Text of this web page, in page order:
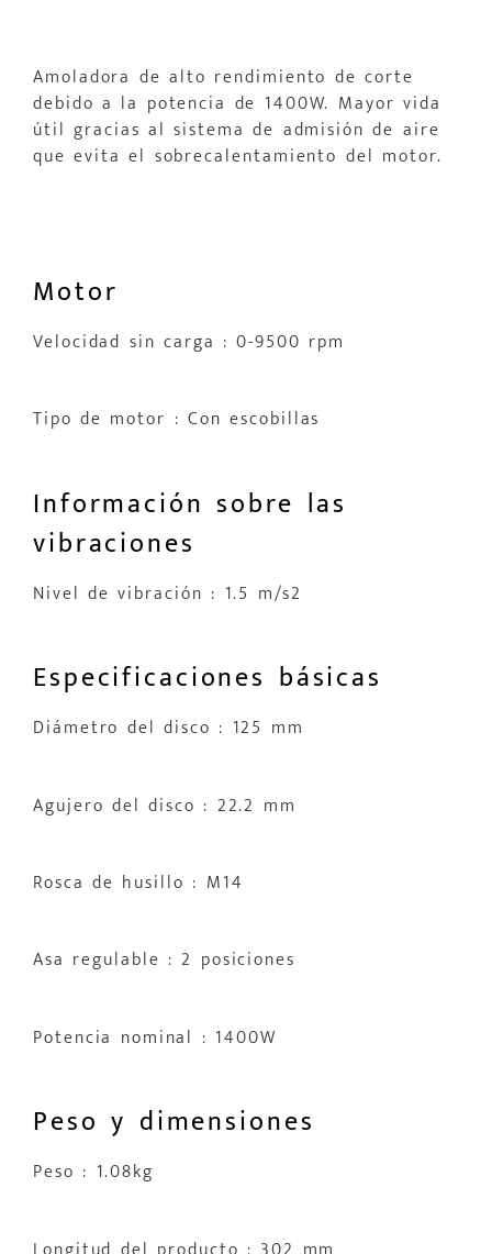
Amoladora de alto rendimiento de corte
debido a la potencia de 1400W. Mayor vida
útil gracias al sistema de admisión de aire
que evita el sobrecalentamiento del motor.
Motor
Velocidad sin carga : 0-9500 rpm
Tipo de motor : Con escobillas
Información sobre las
vibraciones
Nivel de vibración : 1.5 m/s2
Especificaciones básicas
Diámetro del disco : 125 mm
Agujero del disco : 22.2 mm
Rosca de husillo : M14
Asa regulable : 2 posiciones
Potencia nominal : 1400W
Peso y dimensiones
Peso : 1.08kg